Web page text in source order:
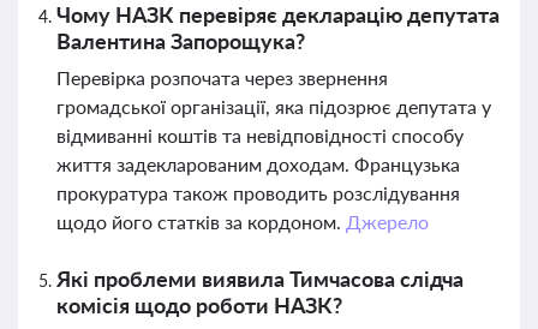
Чому НАЗК перевіряє декларацію депутата
Валентина Запорощука?
Перевірка розпочата через звернення
громадської організації, яка підозрює депутата у
відмиванні коштів та невідповідності способу
життя задекларованим доходам. Французька
прокуратура також проводить розслідування
щодо його статків за кордоном. Джерело
Які проблеми виявила Тимчасова слідча
комісія щодо роботи НАЗК?